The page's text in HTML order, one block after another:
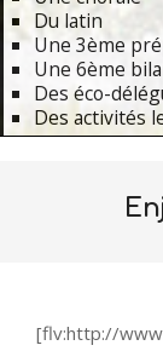
Du latin
Une 3ème
Une 6ème
Des éco-
Des activités
[flv:http://